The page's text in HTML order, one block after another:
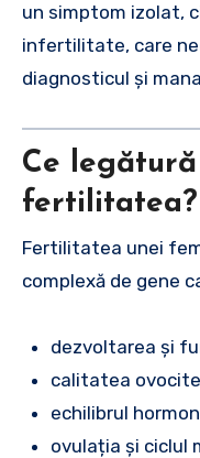
un simptom izolat,
infertilitate, care
diagnosticul și
Ce
fertilitatea?
Fertilitatea unei
complexă de gene
dezvoltarea și
calitatea
echilibrul
ovulația și ciclul